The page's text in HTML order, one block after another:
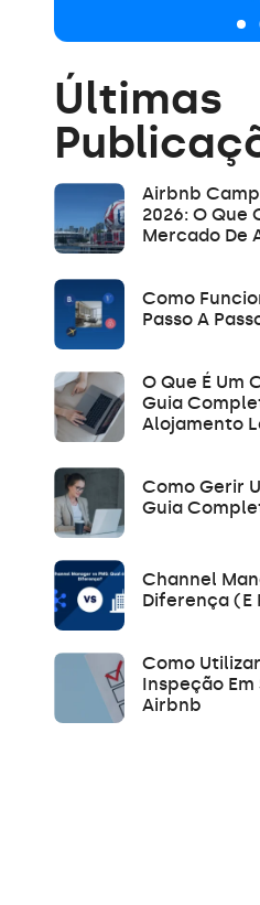
Últimas
Airbnb
2026: O Que
Mercado De
Como
Passo A
O Que É Um
Guia
Alojamento
Como Gerir
Guia
Channel
Diferença (e
Como
Inspeção
Airbnb